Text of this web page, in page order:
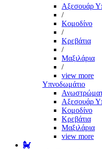
Αξεσουάρ
/
Κομοδίνο
/
Κρεβάτια
/
Μαξιλάρια
/
view more
Υπνοδωμάτιο
Αξεσουάρ
Κομοδίνο
Κρεβάτια
Μαξιλάρια
view more